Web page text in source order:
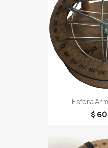
Esfera
$